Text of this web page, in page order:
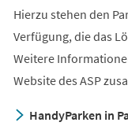
Hierzu stehen den
Verfügung, die das
Weitere
Website des ASP
HandyParken in